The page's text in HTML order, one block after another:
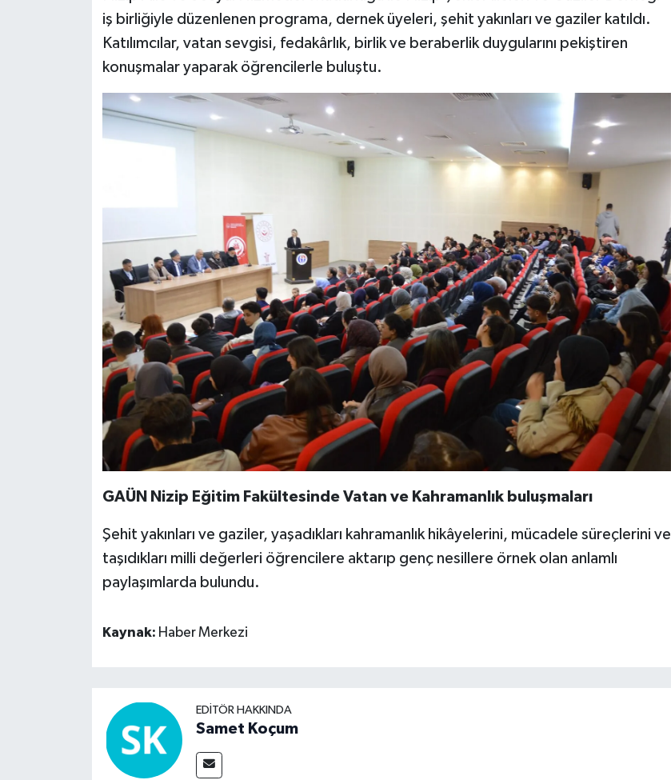
iş birliğiyle düzenlenen programa, dernek üyeleri, şehit yakınları ve gaziler katıldı.
Katılımcılar, vatan sevgisi, fedakârlık, birlik ve beraberlik duygularını pekiştiren
konuşmalar yaparak öğrencilerle buluştu.
GAÜN Nizip Eğitim Fakültesinde Vatan ve Kahramanlık buluşmaları
Şehit yakınları ve gaziler, yaşadıkları kahramanlık hikâyelerini, mücadele süreçlerini ve
taşıdıkları milli değerleri öğrencilere aktarıp genç nesillere örnek olan anlamlı
paylaşımlarda bulundu.
Kaynak: Haber Merkezi
EDITÖR HAKKINDA
Samet Koçum
Yeme-İçme